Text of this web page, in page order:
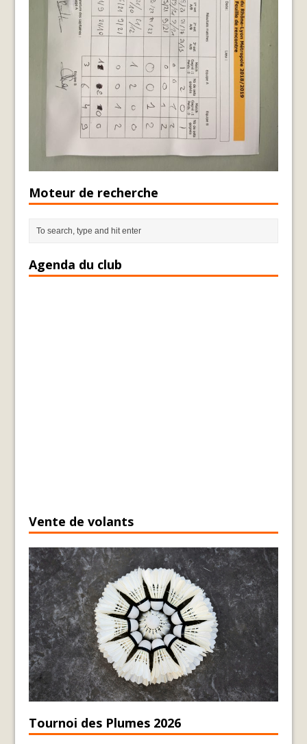
Moteur de recherche
Agenda du club
Vente de volants
Tournoi des Plumes 2026